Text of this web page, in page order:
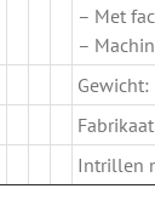
– Met
–
Intrillen